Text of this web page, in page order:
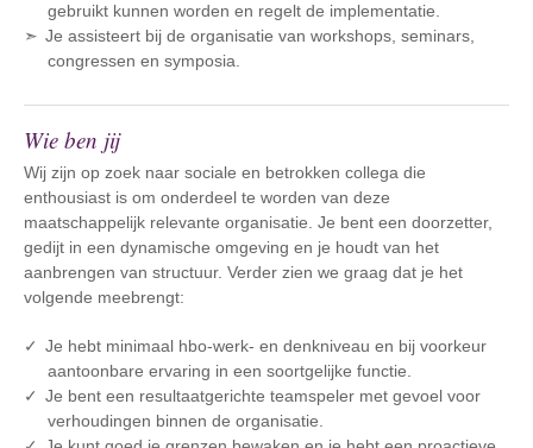
gebruikt kunnen worden en regelt de implementatie.
Je assisteert bij de organisatie van workshops, seminars,
congressen en symposia.
Wie ben jij
Wij zijn op zoek naar sociale en betrokken collega die
enthousiast is om onderdeel te worden van deze
maatschappelijk relevante organisatie. Je bent een doorzetter,
gedijt in een dynamische omgeving en je houdt van het
aanbrengen van structuur. Verder zien we graag dat je het
volgende meebrengt:
Je hebt minimaal hbo-werk- en denkniveau en bij voorkeur
aantoonbare ervaring in een soortgelijke functie.
Je bent een resultaatgerichte teamspeler met gevoel voor
verhoudingen binnen de organisatie.